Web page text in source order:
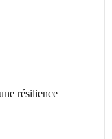
résilience